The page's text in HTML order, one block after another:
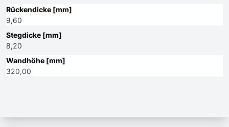
Rückendicke [mm]
9,60
Stegdicke [mm]
8,20
Wandhöhe [mm]
320,00